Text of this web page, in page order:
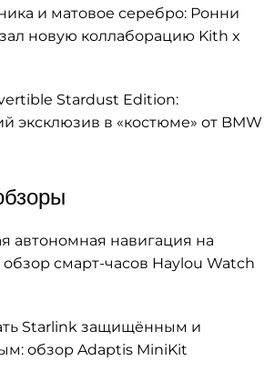
и матовое серебро: Ронни
новую коллаборацию Kith x
Stardust Edition:
эксклюзив в «костюме» от BMW
автономная навигация на
обзор смарт-часов Haylou Watch
Starlink защищённым и
обзор Adaptis MiniKit